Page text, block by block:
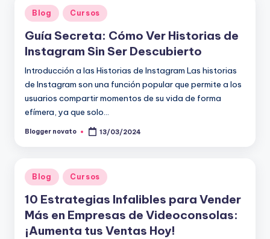
Publicado
en
Blog Cursos
Guía Secreta: Cómo Ver Historias de
Instagram Sin Ser Descubierto
Introducción a las Historias de Instagram Las historias
de Instagram son una función popular que permite a los
usuarios compartir momentos de su vida de forma
efímera, ya que solo…
Publicado
Blogger novato 13/03/2024
Publicado
en
Blog Cursos
10 Estrategias Infalibles para Vender
Más en Empresas de Videoconsolas:
¡Aumenta tus Ventas Hoy!